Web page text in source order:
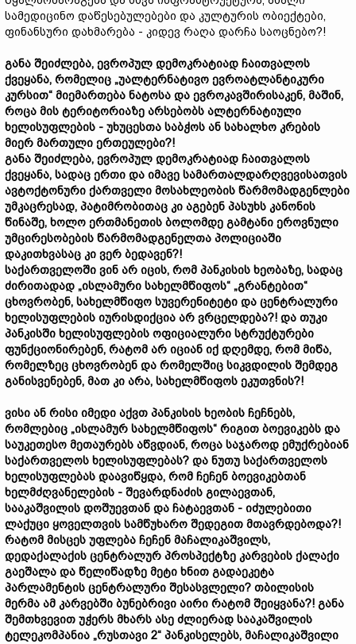
სამედიცინო დაწესებულებები და კულტურის ობიექტები,
ფინანსური დახმარება - კიდევ რაღა დარჩა საოცნებო?!
განა შეიძლება, ევროპულ დემოკრატიად ჩაითვალოს
ქვეყანა, რომელიც „უალტერნატივო ევროატლანტიკური
კურსით“ მიემართება ნატოსა და ევროკავშირისაკენ, მაშინ,
როცა მის ტერიტორიაზე არსებობს ალტერნატიული
ხელისუფლების - უხუცესთა საბჭოს ან სახალხო კრების
მიერ მართული ერთეულები?!
განა შეიძლება, ევროპულ დემოკრატიად ჩაითვალოს
ქვეყანა, სადაც ერთი და იმავე სამართალდარღვევისათვის
ავტოქტონური ქართველი მოსახლეობის წარმომადგენლები
უმკაცრესად, პატიმრობითაც კი აგებენ პასუხს კანონის
წინაშე, ხოლო ერთმანეთის ბოლომდე გამტანი ეროვნული
უმცირესობების წარმომადგენელთა პოლიციაში
დაკითხვასაც კი ვერ ბედავენ?!
საქართველოში ვინ არ იცის, რომ პანკისის ხეობაზე, სადაც
ძირითადად „ისლამური სახელმწიფოს“ „გრანტებით“
ცხოვრობენ, სახელმწიფო სუვერენიტეტი და ცენტრალური
ხელისუფლების იურისდიქცია არ ვრცელდება?! და თუკი
პანკისში ხელისუფლების ოფიციალური სტრუქტურები
ფუნქციონირებენ, რატომ არ იციან იქ დღემდე, რომ მიწა,
რომელზეც ცხოვრობენ და რომელშიც სიკვდილის შემდეგ
განისვენებენ, მათ კი არა, სახელმწიფოს ეკუთვნის?!
ვისი ან რისი იმედი აქვთ პანკისის ხეობის ჩეჩნებს,
რომლებიც „ისლამურ სახელმწიფოს“ რიგით ბოევიკებს და
საუკეთესო მეთაურებს აწვდიან, როცა საჯაროდ ემუქრებიან
საქართველოს ხელისუფლებას? და ნუთუ საქართველოს
ხელისუფლებას დაავიწყდა, რომ ჩეჩენ ბოევიკებთან
ხელმძღვანელების - შევარდნაძის გილაევთან,
სააკაშვილის დოშუევთან და ჩატაევთან - იძულებითი
ლაქუცი ყოველთვის სამწუხარო შედეგით მთავრდებოდა?!
რატომ მისცეს უფლება ჩეჩენ მაჩალიკაშვილს,
დედაქალაქის ცენტრალურ პროსპექტზე კარვების ქალაქი
გაეშალა და წელიწადზე მეტი ხნით გადაეკეტა
პარლამენტის ცენტრალური შესასვლელი? თბილისის
მერმა ამ კარვებში ბუნებრივი აირი რატომ შეიყვანა?! განა
შემთხვევით უჭერს მხარს ასე ძლიერად სააკაშვილის
ტელეკომპანია „რუსთავი 2“ პანკისელებს, მაჩალიკაშვილი